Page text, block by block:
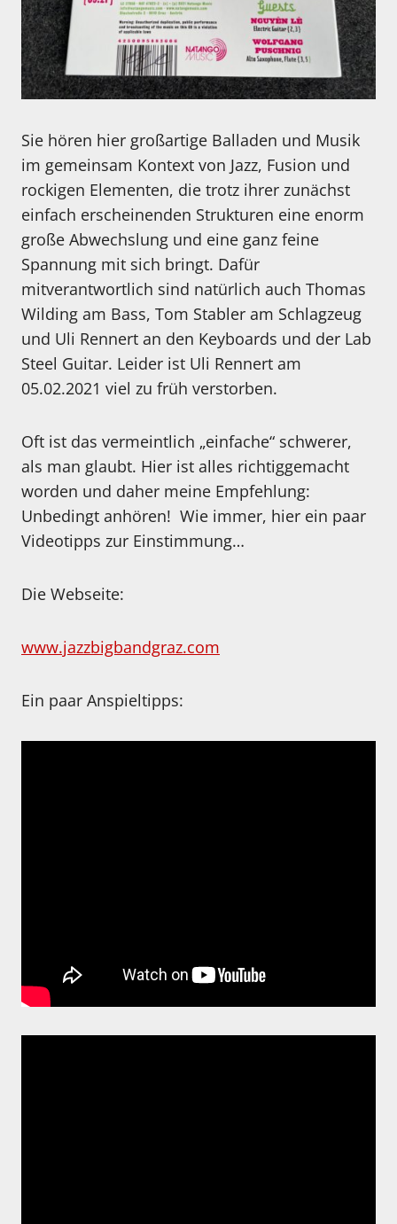
Sie hören hier großartige Balladen und Musik
im gemeinsam Kontext von Jazz, Fusion und
rockigen Elementen, die trotz ihrer zunächst
einfach erscheinenden Strukturen eine enorm
große Abwechslung und eine ganz feine
Spannung mit sich bringt. Dafür
mitverantwortlich sind natürlich auch Thomas
Wilding am Bass, Tom Stabler am Schlagzeug
und Uli Rennert an den Keyboards und der Lab
Steel Guitar. Leider ist Uli Rennert am
05.02.2021 viel zu früh verstorben.
Oft ist das vermeintlich „einfache“ schwerer,
als man glaubt. Hier ist alles richtiggemacht
worden und daher meine Empfehlung:
Unbedingt anhören! Wie immer, hier ein paar
Videotipps zur Einstimmung…
Die Webseite:
www.jazzbigbandgraz.com
Ein paar Anspieltipps: